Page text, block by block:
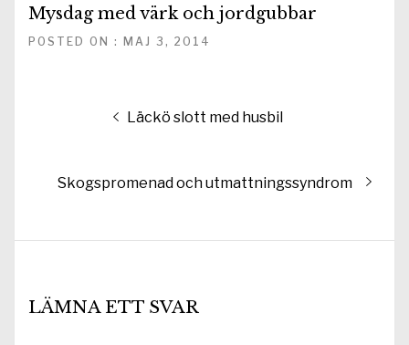
Mysdag med värk och jordgubbar
POSTED ON : MAJ 3, 2014
Inläggsnavigering
Föregående
Läckö slott med husbil
Nästa
Skogspromenad och utmattningssyndrom
LÄMNA ETT SVAR